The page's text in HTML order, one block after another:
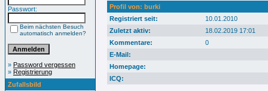
Passwort:
Beim nächsten Besuch
automatisch anmelden?
» Password vergessen
» Registrierung
Zufallsbild
Profil von: burki
Registriert seit:
10.01.2010
Zuletzt aktiv:
18.02.2019 17:01
Kommentare:
0
E-Mail:
Homepage:
ICQ: